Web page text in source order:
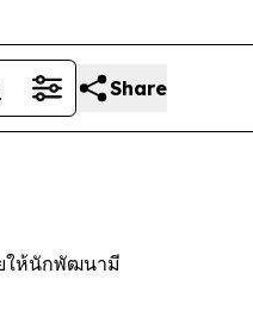
Share
ให้นักพัฒนามี